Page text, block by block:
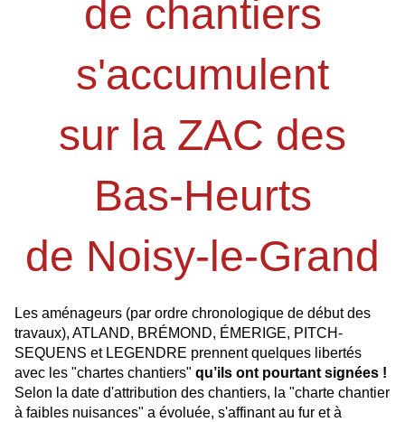
de chantiers
s'accumulent
sur la ZAC des
Bas-Heurts
de Noisy-le-Grand
Les aménageurs (par ordre chronologique de début des
travaux), ATLAND, BRÉMOND, ÉMERIGE, PITCH-
SEQUENS et LEGENDRE prennent quelques libertés
avec les "chartes chantiers" qu’ils ont pourtant signées !
Selon la date d'attribution des chantiers, la "charte chantier
à faibles nuisances" a évoluée, s'affinant au fur et à